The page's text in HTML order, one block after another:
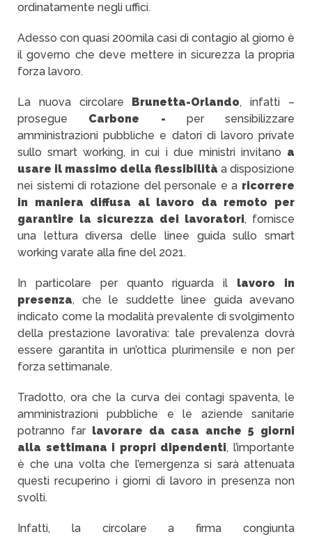
ordinatamente negli uffici.
Adesso con quasi 200mila casi di contagio al giorno è
il governo che deve mettere in sicurezza la propria
forza lavoro.
La nuova circolare Brunetta-Orlando, infatti –
prosegue Carbone - per sensibilizzare
amministrazioni pubbliche e datori di lavoro private
sullo smart working, in cui i due ministri invitano a
usare il massimo della flessibilità a disposizione
nei sistemi di rotazione del personale e a ricorrere
in maniera diffusa al lavoro da remoto per
garantire la sicurezza dei lavoratori, fornisce
una lettura diversa delle linee guida sullo smart
working varate alla fine del 2021.
In particolare per quanto riguarda il lavoro in
presenza, che le suddette linee guida avevano
indicato come la modalità prevalente di svolgimento
della prestazione lavorativa: tale prevalenza dovrà
essere garantita in un’ottica plurimensile e non per
forza settimanale.
Tradotto, ora che la curva dei contagi spaventa, le
amministrazioni pubbliche e le aziende sanitarie
potranno far lavorare da casa anche 5 giorni
alla settimana i propri dipendenti, l’importante
è che una volta che l’emergenza si sarà attenuata
questi recuperino i giorni di lavoro in presenza non
svolti.
Infatti, la circolare a firma congiunta